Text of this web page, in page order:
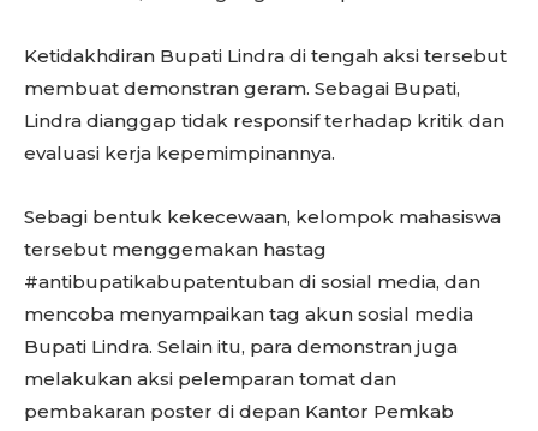
Ketidakhdiran Bupati Lindra di tengah aksi tersebut
membuat demonstran geram. Sebagai Bupati,
Lindra dianggap tidak responsif terhadap kritik dan
evaluasi kerja kepemimpinannya.
Sebagi bentuk kekecewaan, kelompok mahasiswa
tersebut menggemakan hastag
#antibupatikabupatentuban di sosial media, dan
mencoba menyampaikan tag akun sosial media
Bupati Lindra. Selain itu, para demonstran juga
melakukan aksi pelemparan tomat dan
pembakaran poster di depan Kantor Pemkab